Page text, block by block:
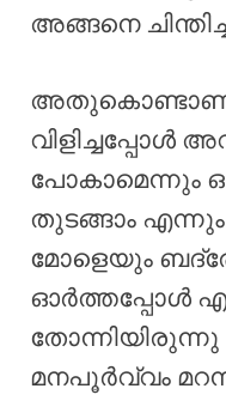
അങ്ങനെ
വിളിച്ചപ്പോൾ
പോകാമെന്നും
തുടങ്ങാം എന്നും
മോളെയും
ഓർത്തപ്പോൾ
മനപൂർവ്വം